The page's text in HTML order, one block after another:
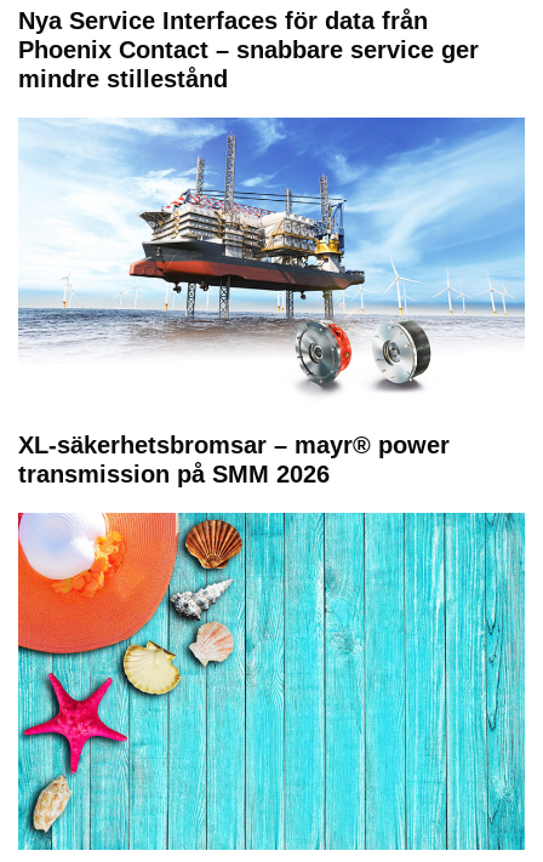
Nya Service Interfaces för data från
Phoenix Contact – snabbare service ger
mindre stillestånd
XL-säkerhetsbromsar – mayr® power
transmission på SMM 2026